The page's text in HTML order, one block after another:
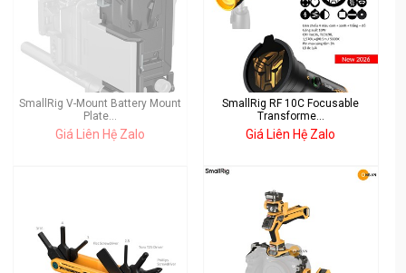
SmallRig V-Mount Battery Mount
Plate...
Giá Liên Hệ Zalo
SmallRig RF 10C Focusable
Transforme...
Giá Liên Hệ Zalo